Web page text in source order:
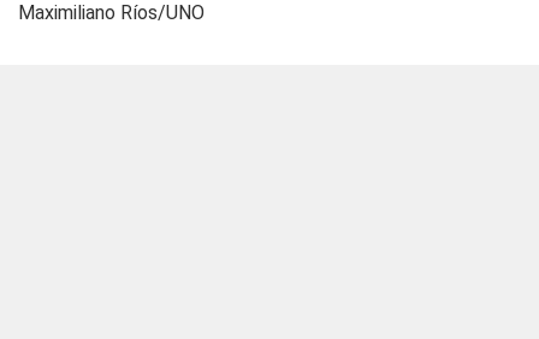
Maximiliano Ríos/UNO